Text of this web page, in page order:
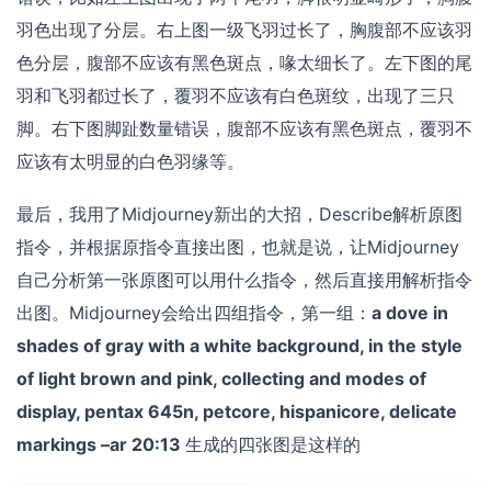
羽色出现了分层。右上图一级飞羽过长了，胸腹部不应该羽
色分层，腹部不应该有黑色斑点，喙太细长了。左下图的尾
羽和飞羽都过长了，覆羽不应该有白色斑纹，出现了三只
脚。右下图脚趾数量错误，腹部不应该有黑色斑点，覆羽不
应该有太明显的白色羽缘等。
最后，我用了Midjourney新出的大招，Describe解析原图
指令，并根据原指令直接出图，也就是说，让Midjourney
自己分析第一张原图可以用什么指令，然后直接用解析指令
出图。Midjourney会给出四组指令，第一组： a dove in
shades of gray with a white background, in the style
of light brown and pink, collecting and modes of
display, pentax 645n, petcore, hispanicore, delicate
markings –ar 20:13 生成的四张图是这样的